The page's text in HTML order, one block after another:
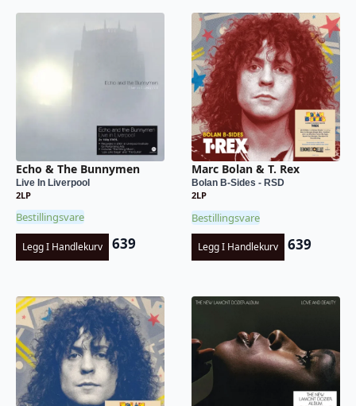
Echo & The Bunnymen
Live In Liverpool
2LP
Bestillingsvare
Legg I Handlekurv 639
Marc Bolan & T. Rex
Bolan B-Sides - RSD
2LP
Bestillingsvare
Legg I Handlekurv 639